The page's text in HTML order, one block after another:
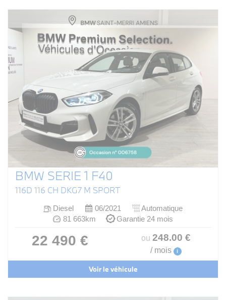
BMW SERIE 1 F40
116D 116 CH DKG7 M SPORT
Diesel 06/2021
Automatique
81 663km
Garantie 24 mois
22 490 € ou 248.00 €
/ mois i
Voir le véhicule